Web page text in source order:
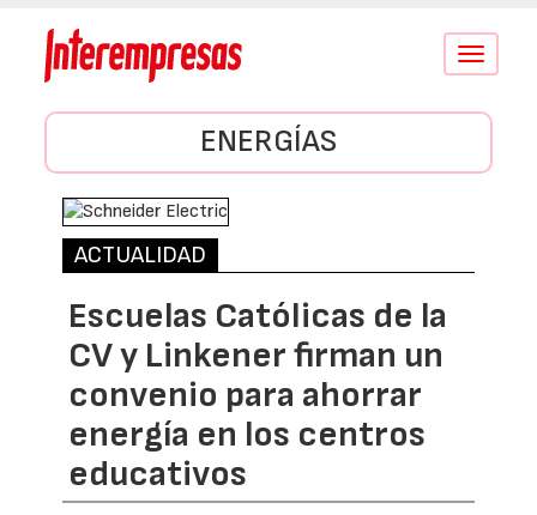
Conmutar
ENERGÍAS
ACTUALIDAD
Escuelas Católicas de la
CV y Linkener firman un
convenio para ahorrar
energía en los centros
educativos